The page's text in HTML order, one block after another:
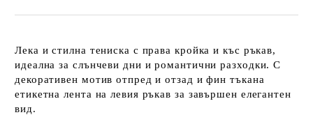
Лека и стилна тениска с права кройка и къс ръкав,
идеална за слънчеви дни и романтични разходки. С
декоративен мотив отпред и отзад и фин тъкана
етикетна лента на левия ръкав за завършен елегантен
вид.